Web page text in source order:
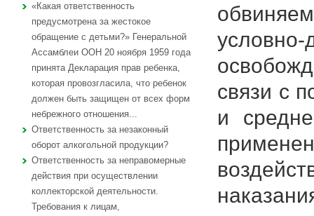
«Какая ответственность
предусмотрена за жестокое
обращение с детьми?» Генеральной
Ассамблеи ООН 20 ноября 1959 года
принята Декларация прав ребенка,
которая провозгласила, что ребенок
должен быть защищен от всех форм
небрежного отношения...
Ответственность за незаконный
оборот алкогольной продукции?
Ответственность за неправомерные
действия при осуществлении
коллекторской деятельности.
Требования к лицам,
связи с
и